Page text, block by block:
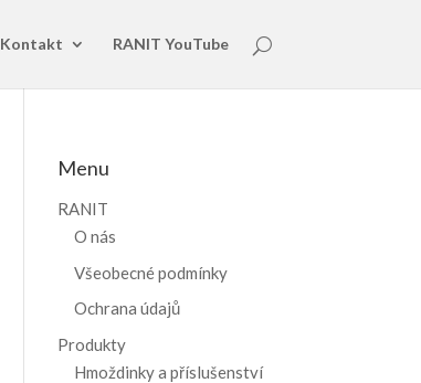
Kontakt RANIT YouTube
Menu
RANIT
O nás
Všeobecné podmínky
Ochrana údajů
Produkty
Hmoždinky a příslušenství